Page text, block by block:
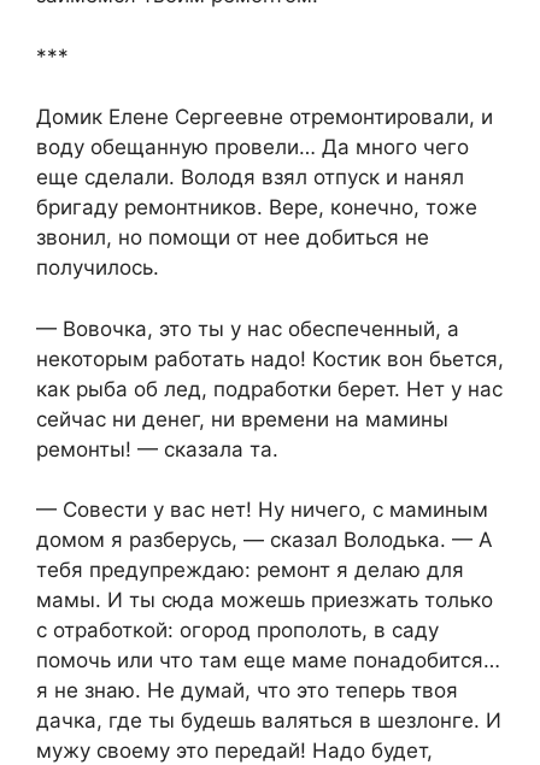
***
Домик Елене Сергеевне отремонтировали, и
воду обещанную провели… Да много чего
еще сделали. Володя взял отпуск и нанял
бригаду ремонтников. Вере, конечно, тоже
звонил, но помощи от нее добиться не
получилось.
— Вовочка, это ты у нас обеспеченный, а
некоторым работать надо! Костик вон бьется,
как рыба об лед, подработки берет. Нет у нас
сейчас ни денег, ни времени на мамины
ремонты! — сказала та.
— Совести у вас нет! Ну ничего, с маминым
домом я разберусь, — сказал Володька. — А
тебя предупреждаю: ремонт я делаю для
мамы. И ты сюда можешь приезжать только
с отработкой: огород прополоть, в саду
помочь или что там еще маме понадобится…
я не знаю. Не думай, что это теперь твоя
дачка, где ты будешь валяться в шезлонге. И
мужу своему это передай! Надо будет,